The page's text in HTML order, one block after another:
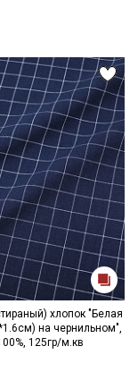
хлопок "Белая
на чернильном",
125гр/м.кв